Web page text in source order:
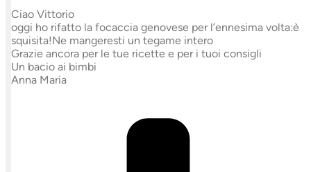
Ciao Vittorio
oggi ho rifatto la focaccia genovese per l’ennesima volta:è
squisita!Ne mangeresti un tegame intero
Grazie ancora per le tue ricette e per i tuoi consigli
Un bacio ai bimbi
Anna Maria